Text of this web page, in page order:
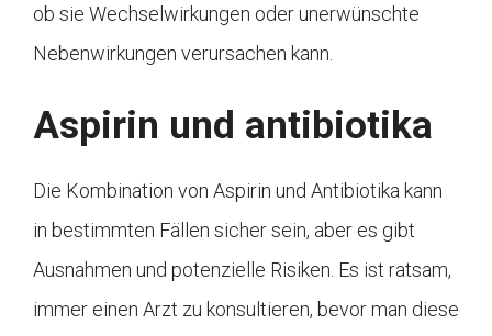
ob sie Wechselwirkungen oder unerwünschte
Nebenwirkungen verursachen kann.
Aspirin und antibiotika
Die Kombination von Aspirin und Antibiotika kann
in bestimmten Fällen sicher sein, aber es gibt
Ausnahmen und potenzielle Risiken. Es ist ratsam,
immer einen Arzt zu konsultieren, bevor man diese